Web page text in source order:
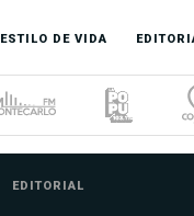
ESTILO DE VIDA
EDITORIAL